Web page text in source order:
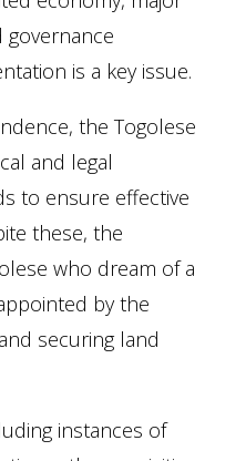
governance
is a key issue.
the Togolese
and legal
to ensure effective
these, the
who dream of a
by the
securing land
instances of